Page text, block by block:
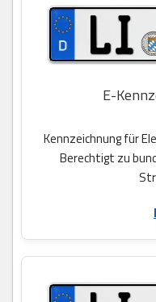
E-
Kennzeichnung für
Berechtigt zu